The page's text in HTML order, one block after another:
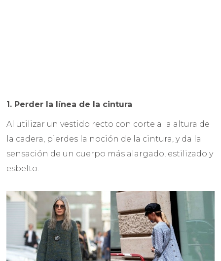
1. Perder la línea de la cintura
Al utilizar un vestido recto con corte a la altura de
la cadera, pierdes la noción de la cintura, y da la
sensación de un cuerpo más alargado, estilizado y
esbelto.